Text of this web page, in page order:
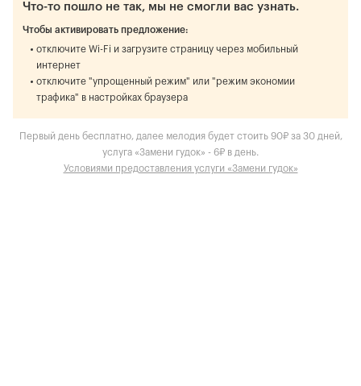
Что-то пошло не так, мы не смогли вас узнать.
Чтобы активировать предложение:
отключите Wi-Fi и загрузите страницу через мобильный
интернет
отключите "упрощенный режим" или "режим экономии
трафика" в настройках браузера
Первый день бесплатно, далее мелодия будет стоить 90₽ за 30 дней,
услуга «Замени гудок» - 6₽ в день.
Условиями предоставления услуги «Замени гудок»